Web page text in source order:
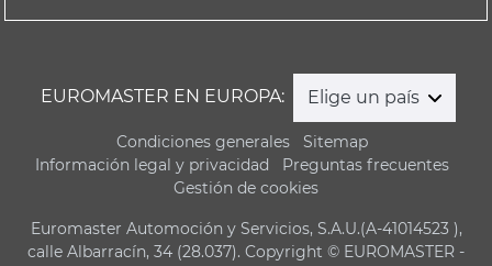
EUROMASTER EN EUROPA: Elige un país
Condiciones generales
Sitemap
Información legal y privacidad
Preguntas frecuentes
Gestión de cookies
Euromaster Automoción y Servicios, S.A.U.(A-41014523 ),
calle Albarracín, 34 (28.037). Copyright © EUROMASTER -